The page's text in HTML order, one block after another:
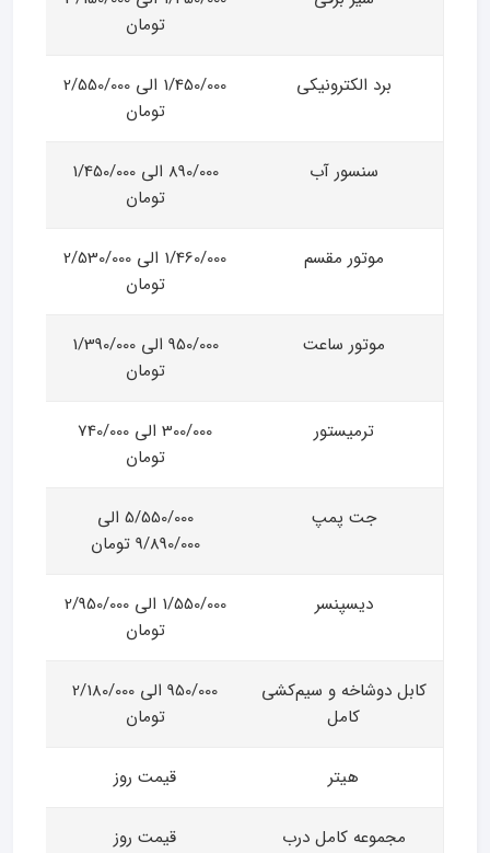
تومان
برد الکترونیکی
1/450/000 الی 2/550/000
تومان
سنسور آب
890/000 الی 1/450/000
تومان
موتور مقسم
1/460/000 الی 2/530/000
تومان
موتور ساعت
950/000 الی 1/390/000
تومان
ترمیستور
300/000 الی 740/000
تومان
جت پمپ
5/550/000 الی
9/890/000 تومان
دیسپنسر
1/550/000 الی 2/950/000
تومان
کابل دوشاخه و سیم‌کشی
کامل
950/000 الی 2/180/000
تومان
هیتر قیمت روز
مجموعه کامل درب قیمت روز